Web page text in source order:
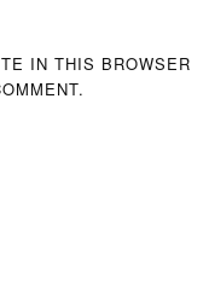
IN THIS BROWSER